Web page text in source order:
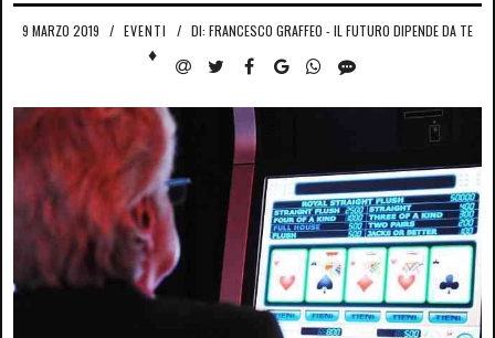
9 MARZO 2019 / EVENTI / DI: FRANCESCO GRAFFEO - IL FUTURO DIPENDE DA TE
♦